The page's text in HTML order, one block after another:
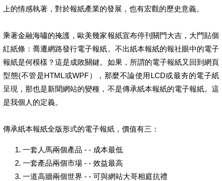
上的情感執著，對於報紙產業的發展，也有宏觀的歷史意義。
乘著金融海嘯的掩護，歐美幾家報紙宣布停刊關門大吉，大門貼個
紅紙條：喬遷網路發行電子報紙。不出紙本報紙的報社眼中的電子
報紙是何模樣？這是成敗關鍵。如果，所謂的電子報紙又回到網頁
型態(不管是HTML或WPF），那麼不論使用LCD或最夯的電子紙
呈現，那也是新聞網站的變種，不是傳承紙本報紙的電子報紙。這
是我個人的定義。
傳承紙本報紙全版形式的電子報紙，價值有三：
一套人馬兩個產品 - - 成本最低
一套產品兩個市場 - - 效益最高
一道高牆兩個世界 - - 可與網站大哥相庭抗禮